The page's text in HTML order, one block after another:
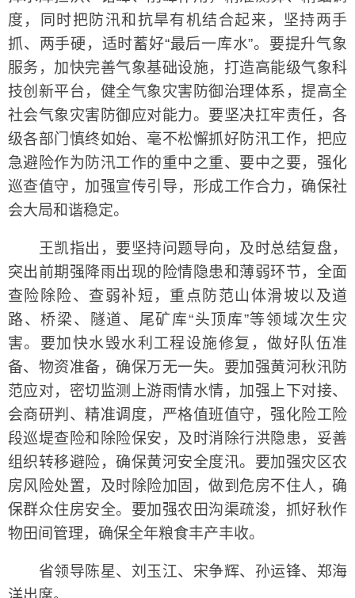
度，同时把防汛和抗旱有机结合起来，坚持两手
抓、两手硬，适时蓄好“最后一库水”。要提升气象
服务，加快完善气象基础设施，打造高能级气象科
技创新平台，健全气象灾害防御治理体系，提高全
社会气象灾害防御应对能力。要坚决扛牢责任，各
级各部门慎终如始、毫不松懈抓好防汛工作，把应
急避险作为防汛工作的重中之重、要中之要，强化
巡查值守，加强宣传引导，形成工作合力，确保社
会大局和谐稳定。
王凯指出，要坚持问题导向，及时总结复盘，
突出前期强降雨出现的险情隐患和薄弱环节，全面
查险除险、查弱补短，重点防范山体滑坡以及道
路、桥梁、隧道、尾矿库“头顶库”等领域次生灾
害。要加快水毁水利工程设施修复，做好队伍准
备、物资准备，确保万无一失。要加强黄河秋汛防
范应对，密切监测上游雨情水情，加强上下对接、
会商研判、精准调度，严格值班值守，强化险工险
段巡堤查险和除险保安，及时消除行洪隐患，妥善
组织转移避险，确保黄河安全度汛。要加强灾区农
房风险处置，及时除险加固，做到危房不住人，确
保群众住房安全。要加强农田沟渠疏浚，抓好秋作
物田间管理，确保全年粮食丰产丰收。
省领导陈星、刘玉江、宋争辉、孙运锋、郑海